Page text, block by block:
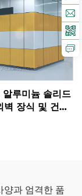
알루미늄 솔리드
벽 장식 및 건물
양과 엄격한 품